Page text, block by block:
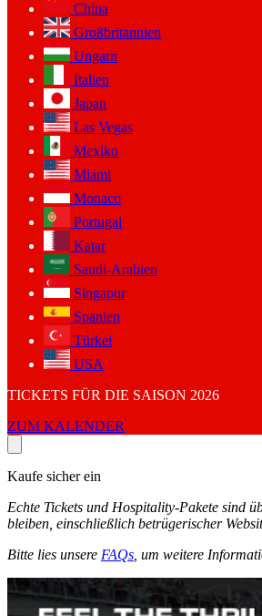
China
Großbritannien
Ungarn
Italien
Japan
Las Vegas
Mexiko
Miami
Monaco
Portugal
Katar
Saudi-Arabien
Singapur
Spanien
Türkei
USA
TICKETS FÜR DIE SAISON 2026
ZUM KALENDER
Kaufe sicher ein
Echte Tickets und Hospitality-Pakete sind
bleiben, einschließlich betrügerischer
Bitte lies unsere FAQs , um weitere